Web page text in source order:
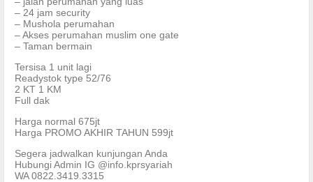
– 24 jam security
– Mushola perumahan
– Akses perumahan muslim one gate
– Taman bermain
Tersisa 1 unit lagi
Readystok type 52/76
2 KT 1 KM
Full dak
Harga normal 675jt
Harga PROMO AKHIR TAHUN 599jt
Segera jadwalkan kunjungan Anda
Hubungi Admin IG @info.kprsyariah
WA 0822.3419.3315